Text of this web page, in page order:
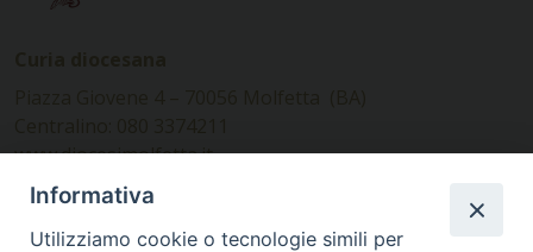
www.diocesimolfetta.it –
diocesimolfetta@pec.chiesacattolica.it
Informativa
Utilizziamo cookie o tecnologie simili per